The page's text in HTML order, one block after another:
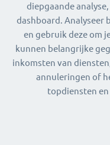
diepgaande
dashboard. Analyseer
en gebruik deze om
kunnen belangrijke
inkomsten van
annuleringen of
topdiensten